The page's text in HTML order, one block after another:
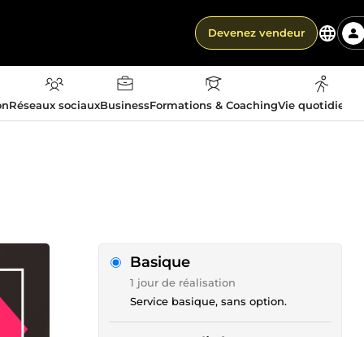
Devenez vendeur
Réseaux sociauxBusinessFormations & CoachingVie
Basique
1 jour de réalisation
Service basique, sans option.